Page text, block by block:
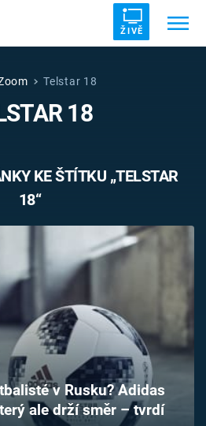
ŽIVĚ
DRUHÁ SVĚTOVÁ VÁLKA
Telstar 18
18
KE ŠTÍTKU „TELSTAR
18“
v Rusku? Adidas
ale drží směr – tvrdí